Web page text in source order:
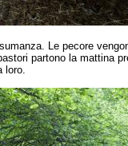
Le pecore
partono la mattina
loro.